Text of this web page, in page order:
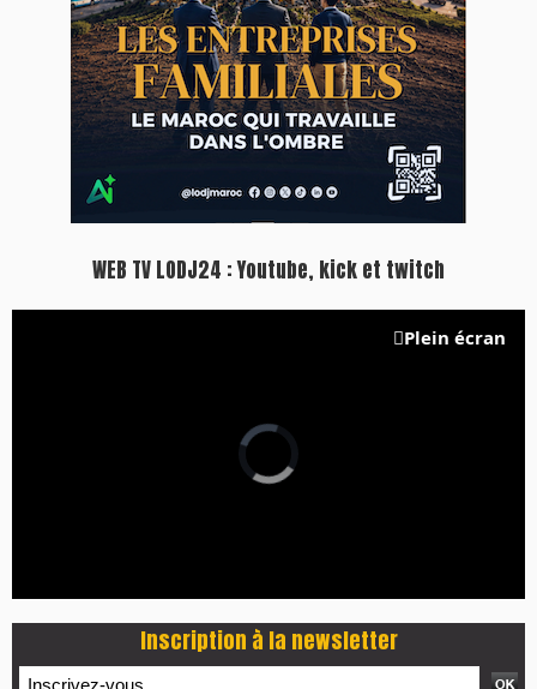
WEB TV LODJ24 : Youtube, kick et twitch
Plein écran
Inscription à la newsletter